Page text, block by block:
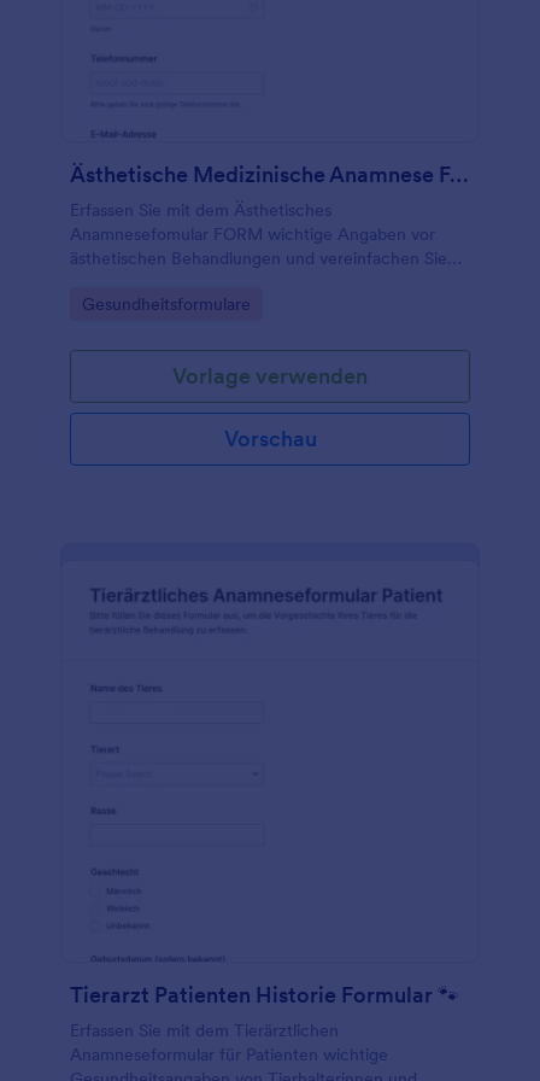
Ästhetische Medizinische Anamnese Fragebogen
Erfassen Sie mit dem Ästhetisches
Anamnesefomular FORM wichtige Angaben vor
ästhetischen Behandlungen und vereinfachen Sie
mit einer Jotform Formularvorlage.
Go to Category:
Gesundheitsformulare
Vorlage verwenden
Vorschau
Tierarzt Patienten Historie Formular 🐾
Erfassen Sie mit dem Tierärztlichen
Anamneseformular für Patienten wichtige